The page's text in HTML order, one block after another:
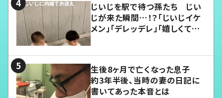
じいじを駅で待つ孫たち じい
じが来た瞬間…！？「じいじイケ
メン」「デレッデレ」「嬉しくて可
生後8ヶ月で亡くなった息子
約3年半後、当時の妻の日記に
書いてあった本音とは